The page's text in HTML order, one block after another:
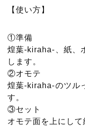
【使い方】
①準備
煌葉-kiraha-、紙、
します。
②オモテ
煌葉-kiraha-のツル
す。
③セット
オモテ面を上にして